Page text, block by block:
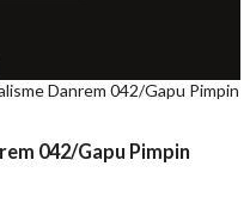
Danrem 042/Gapu Pimpin
042/Gapu Pimpin